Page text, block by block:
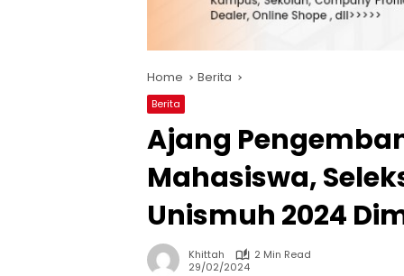
Home Berita
Berita
Ajang
Mahasiswa,
Unismuh 2024
Khittah
2 Min Read
29/02/2024